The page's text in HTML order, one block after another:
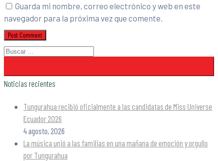
Guarda mi nombre, correo electrónico y web en este
navegador para la próxima vez que comente.
Noticias recientes
Tungurahua recibió oficialmente a las candidatas de Miss Universe
Ecuador 2026
4 agosto, 2026
La música unió a las familias en una mañana de emoción y orgullo
por Tungurahua